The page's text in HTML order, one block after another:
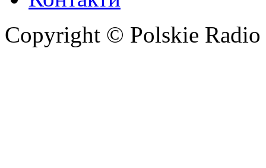
Copyright © Polskie